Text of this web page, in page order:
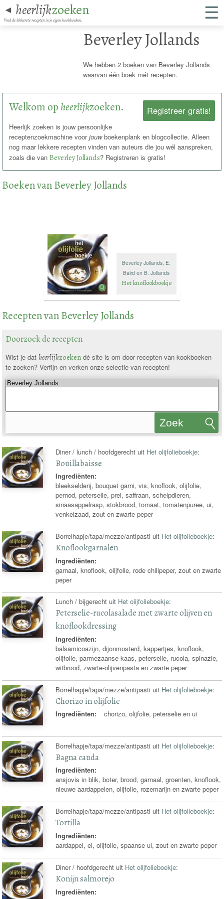
◄ heerlijkzoeken
Vind de lekkerste recepten in je eigen kookboeken. ☰
Beverley Jollands
We hebben 2 boeken van Beverley Jollands
waarvan één boek mét recepten.
Registreer gratis!
Welkom op heerlijkzoeken.
Heerlijk zoeken is jouw persoonlijke
receptenzoekmachine voorjouwboekenplank en blogcollectie. Alleen
nog maar lekkere recepten vinden van auteurs die jou wél aanspreken,
zoals die van Beverley Jollands? Registreren is gratis!
Boeken van Beverley Jollands
Beverley Jollands, E.
Baird en B. Jollands
Het knoflookboekje
Recepten van Beverley Jollands
Doorzoek de recepten
Wist je dat heerlijkzoekendé site is om door recepten van kookboeken
te zoeken? Verfijn en verken onze selectie van recepten!
Zoek
Diner / lunch / hoofdgerecht uit Het olijfolieboekje:
Bouillabaisse
Ingrediënten:
bleekselderij, bouquet garni, vis, knoflook, olijfolie,
pernod, peterselie, prei, saffraan, schelpdieren,
sinaasappelrasp, stokbrood, tomaat, tomatenpuree, ui,
venkelzaad, zout en zwarte peper
Borrelhapje/tapa/mezze/antipasti uit Het olijfolieboekje:
Knoflookgarnalen
Ingrediënten:
garnaal, knoflook, olijfolie, rode chilipeper, zout en zwarte
peper
Lunch / bijgerecht uit Het olijfolieboekje:
Peterselie-rucolasalade met zwarte olijven en
knoflookdressing
Ingrediënten:
balsamicoazijn, dijonmosterd, kappertjes, knoflook,
olijfolie, parmezaanse kaas, peterselie, rucola, spinazie,
witbrood, zwarte-olijvenpasta en zwarte peper
Borrelhapje/tapa/mezze/antipasti uit Het olijfolieboekje:
Chorizo in olijfolie
Ingrediënten: chorizo, olijfolie, peterselie en ui
Borrelhapje/tapa/mezze/antipasti uit Het olijfolieboekje:
Bagna cauda
Ingrediënten:
ansjovis in blik, boter, brood, garnaal, groenten, knoflook,
nieuwe aardappelen, olijfolie, rozemarijn en zwarte peper
Borrelhapje/tapa/mezze/antipasti uit Het olijfolieboekje:
Tortilla
Ingrediënten:
aardappel, ei, olijfolie, spaanse ui, zout en zwarte peper
Diner / hoofdgerecht uit Het olijfolieboekje:
Konijn salmorejo
Ingrediënten: